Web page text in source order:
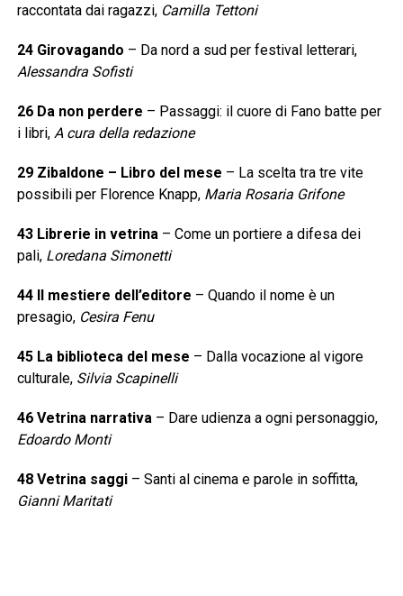
raccontata dai ragazzi, Camilla Tettoni
24 Girovagando – Da nord a sud per festival letterari,
Alessandra Sofisti
26 Da non perdere – Passaggi: il cuore di Fano batte per
i libri, A cura della redazione
29 Zibaldone – Libro del mese – La scelta tra tre vite
possibili per Florence Knapp, Maria Rosaria Grifone
43 Librerie in vetrina– Come un portiere a difesa dei
pali, Loredana Simonetti
44 Il mestiere dell’editore – Quando il nome è un
presagio, Cesira Fenu
45 La biblioteca del mese – Dalla vocazione al vigore
culturale, Silvia Scapinelli
46 Vetrina narrativa– Dare udienza a ogni personaggio,
Edoardo Monti
48 Vetrina saggi– Santi al cinema e parole in soffitta,
Gianni Maritati